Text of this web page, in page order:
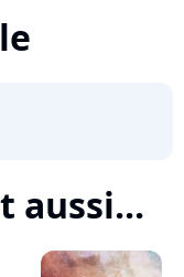
aussi...